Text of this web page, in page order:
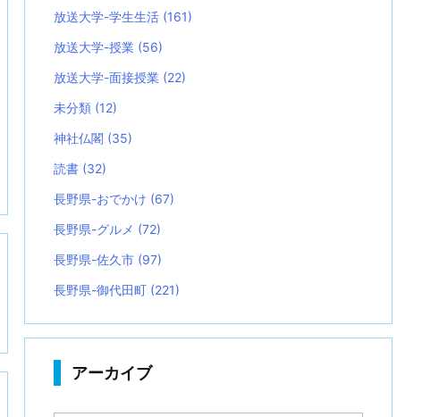
放送大学-学生生活 (161)
放送大学-授業 (56)
放送大学-面接授業 (22)
未分類 (12)
神社仏閣 (35)
読書 (32)
長野県-おでかけ (67)
長野県-グルメ (72)
長野県-佐久市 (97)
長野県-御代田町 (221)
アーカイブ